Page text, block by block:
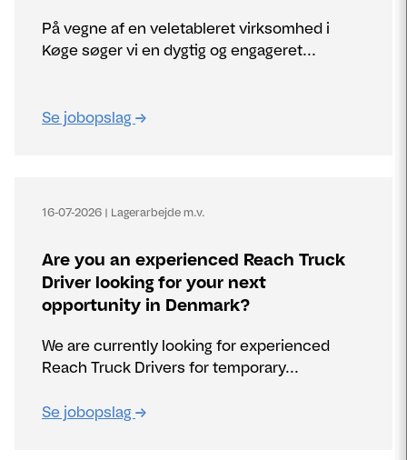
På vegne af en veletableret virksomhed i
Køge søger vi en dygtig og engageret...
Se jobopslag
16-07-2026 | Lagerarbejde m.v.
Are you an experienced Reach Truck
Driver looking for your next
opportunity in Denmark?
We are currently looking for experienced
Reach Truck Drivers for temporary...
Se jobopslag